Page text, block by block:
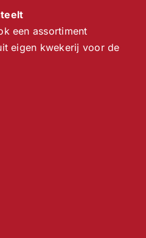
een assortiment
eigen kwekerij voor de